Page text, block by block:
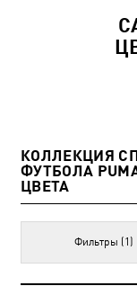
КОЛЛЕКЦИЯ
ФУТБОЛА
ЦВЕТА
Фильтры (1)